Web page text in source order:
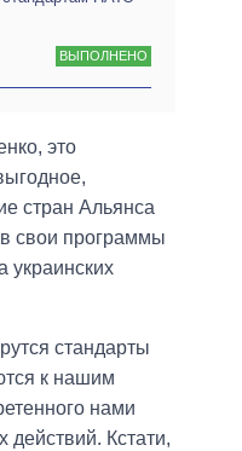
ВЫПОЛНЕНО
это
стран Альянса
свои программы
украинских
стандарты
к нашим
нами
Кстати,